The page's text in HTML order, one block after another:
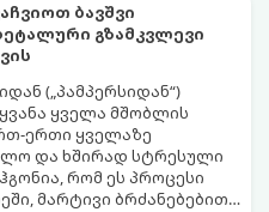
ბავშვი
გზამკვლევი
(„პამპერსიდან“)
ყველა მშობლის
ერთი ყველაზე
და ხშირად სტრესული
რომ ეს პროცესი
მარტივი ბრძანებებით